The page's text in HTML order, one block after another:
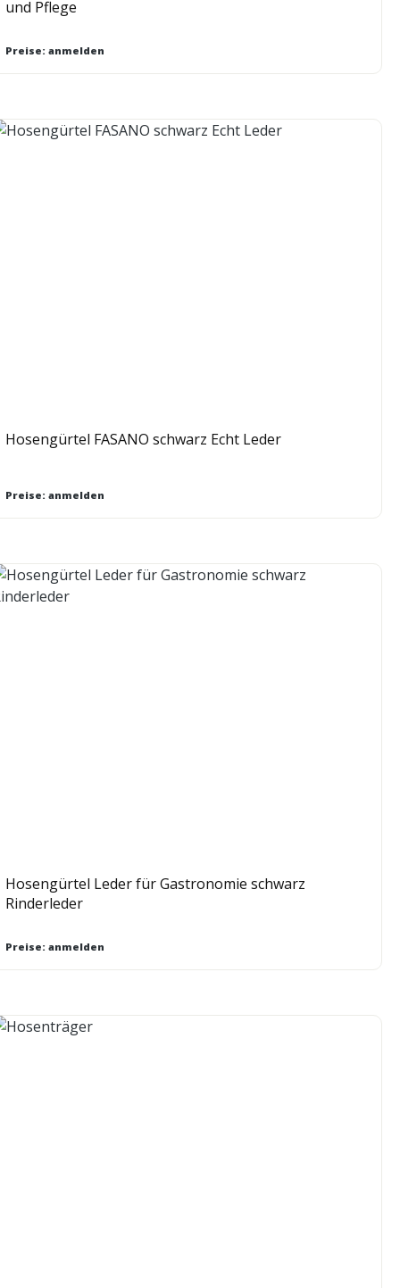
und Pflege
Preise: anmelden
Hosengürtel FASANO schwarz Echt Leder
Preise: anmelden
Hosengürtel Leder für Gastronomie schwarz
Rinderleder
Preise: anmelden